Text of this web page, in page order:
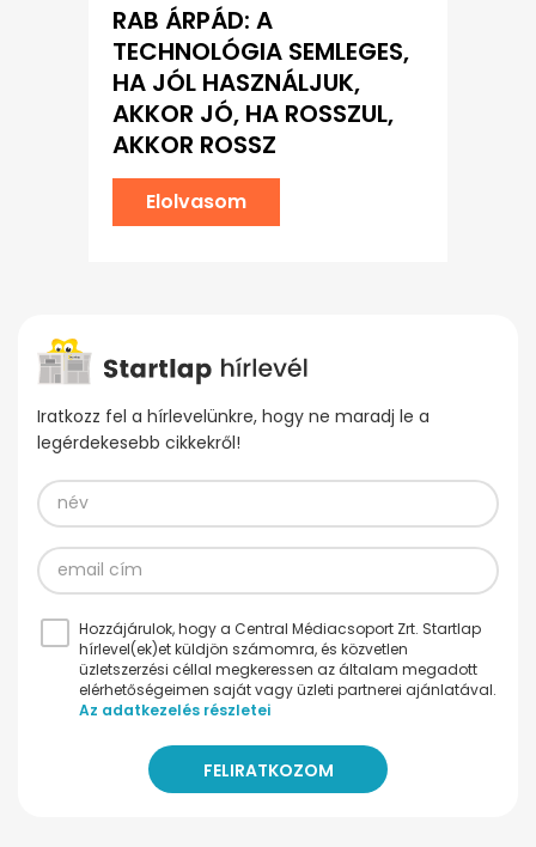
RAB ÁRPÁD: A
TECHNOLÓGIA SEMLEGES,
HA JÓL HASZNÁLJUK,
AKKOR JÓ, HA ROSSZUL,
AKKOR ROSSZ
Elolvasom
Iratkozz fel a hírlevelünkre, hogy ne maradj le a
legérdekesebb cikkekről!
Hozzájárulok, hogy a Central Médiacsoport Zrt. Startlap
hírlevel(ek)et küldjön számomra, és közvetlen
üzletszerzési céllal megkeressen az általam megadott
elérhetőségeimen saját vagy üzleti partnerei ajánlatával.
Az adatkezelés részletei